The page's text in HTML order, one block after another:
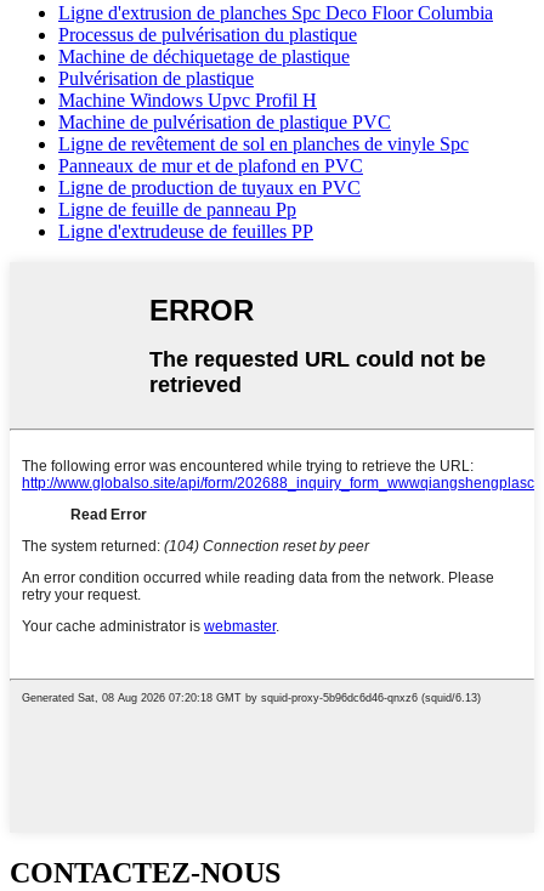
Ligne d'extrusion de planches Spc Deco Floor Columbia
Processus de pulvérisation du plastique
Machine de déchiquetage de plastique
Pulvérisation de plastique
Machine Windows Upvc Profil H
Machine de pulvérisation de plastique PVC
Ligne de revêtement de sol en planches de vinyle Spc
Panneaux de mur et de plafond en PVC
Ligne de production de tuyaux en PVC
Ligne de feuille de panneau Pp
Ligne d'extrudeuse de feuilles PP
CONTACTEZ-NOUS